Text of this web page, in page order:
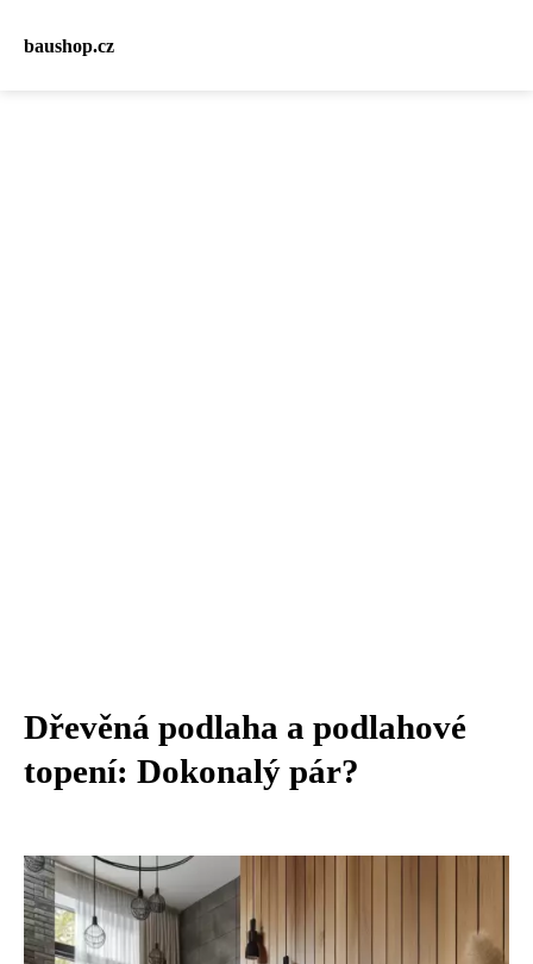
baushop.cz
Dřevěná podlaha a podlahové
topení: Dokonalý pár?